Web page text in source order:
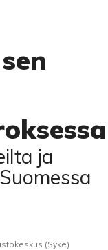
ja
(Syke)